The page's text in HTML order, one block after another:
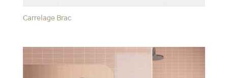
Carrelage Brac